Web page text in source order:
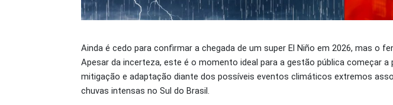
Ainda é cedo para confirmar a chegada de um super El Niño em 2026, mas o
Apesar da incerteza, este é o momento ideal para a gestão pública começar
mitigação e adaptação diante dos possíveis eventos climáticos extremos
chuvas intensas no Sul do Brasil.